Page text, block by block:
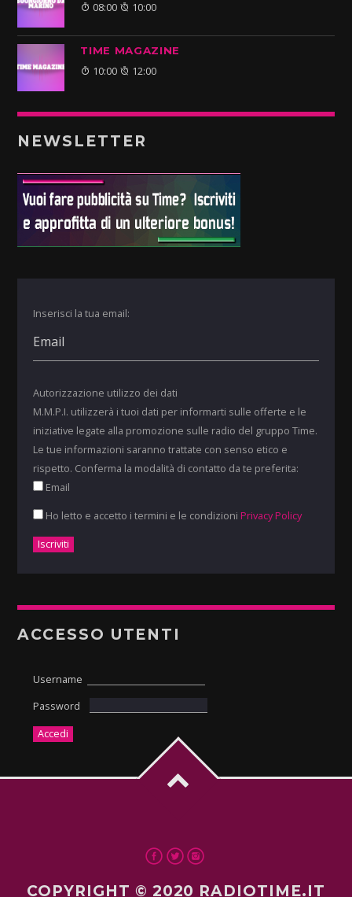
08:00 10:00
TIME MAGAZINE
10:00 12:00
NEWSLETTER
Inserisci la tua email:
Autorizzazione utilizzo dei dati
M.M.P.I. utilizzerà i tuoi dati per informarti sulle offerte e le
iniziative legate alla promozione sulle radio del gruppo Time.
Le tue informazioni saranno trattate con senso etico e
rispetto. Conferma la modalità di contatto da te preferita:
Email
Ho letto e accetto i termini e le condizioni Privacy Policy
ACCESSO UTENTI
Username
Password
COPYRIGHT © 2020 RADIOTIME.IT